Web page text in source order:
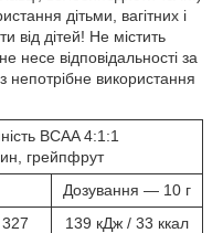
дітьми, вагітних і
від дітей! Не містить
несе відповідальності за
використання
гмо.
BCAA 4:1:1
грейпфрут
Дозування — 10 г
139 кДж / 33 ккал